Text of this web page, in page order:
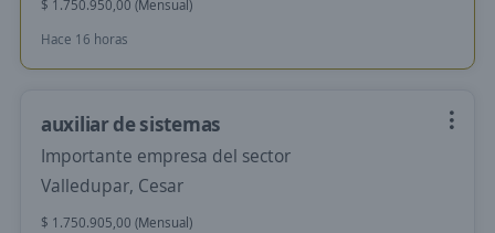
$ 1.750.950,00 (Mensual)
Hace 16 horas
auxiliar de sistemas
Importante empresa del sector
Valledupar, Cesar
$ 1.750.905,00 (Mensual)